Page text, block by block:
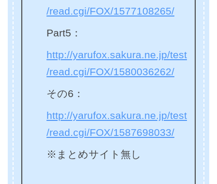
/read.cgi/FOX/1577108265/
Part5：
http://yarufox.sakura.ne.jp/test
/read.cgi/FOX/1580036262/
その6：
http://yarufox.sakura.ne.jp/test
/read.cgi/FOX/1587698033/
※まとめサイト無し